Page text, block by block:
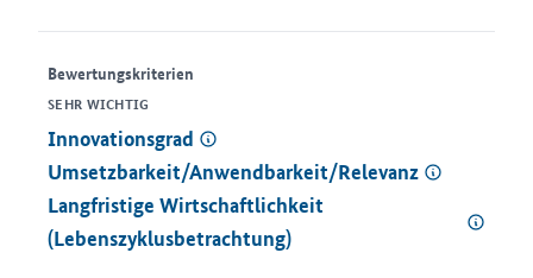
Bewertungskriterien
SEHR WICHTIG
.Innovationsgrad
Umsetzbarkeit/Anwendbarkeit/Relevanz
Langfristige Wirtschaftlichkeit
(Lebenszyklusbetrachtung)